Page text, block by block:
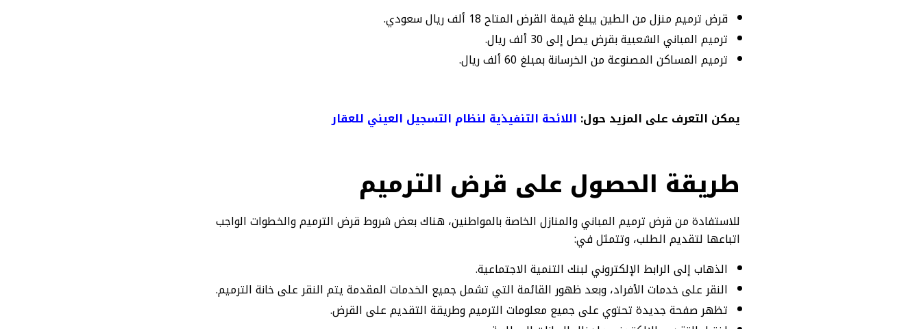
قرض ترميم منزل من الطين يبلغ قيمة القرض المتاح 18 ألف ريال سعودي.
ترميم المباني الشعبية بقرض يصل إلى 30 ألف ريال.
ترميم المساكن المصنوعة من الخرسانة بمبلغ 60 ألف ريال.
يمكن التعرف على المزيد حول: اللائحة التنفيذية لنظام التسجيل العيني للعقار
طريقة الحصول على قرض الترميم
للاستفادة من قرض ترميم المباني والمنازل الخاصة بالمواطنين، هناك بعض شروط قرض الترميم والخطوات الواجب
اتباعها لتقديم الطلب، وتتمثل في:
الذهاب إلى الرابط الإلكتروني لبنك التنمية الاجتماعية.
النقر على خدمات الأفراد، وبعد ظهور القائمة التي تشمل جميع الخدمات المقدمة يتم النقر على خانة الترميم.
تظهر صفحة جديدة تحتوي على جميع معلومات الترميم وطريقة التقديم على القرض.